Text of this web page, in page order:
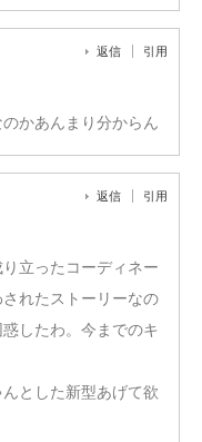
返信 引用
かあんまり分からん
返信 引用
立ったコーディネー
れたストーリーなの
したわ。今までのキ
とした新型あげて欲